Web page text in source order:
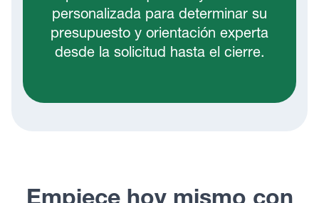
personalizada para determinar su
presupuesto y orientación experta
desde la solicitud hasta el cierre.